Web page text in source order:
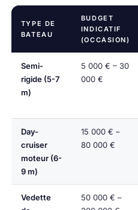
TYPE DE
BATEAU
BUDGET
INDICATIF
(OCCASION)
Semi-
rigide (5-7
m)
5 000 € – 30
000 €
Day-
cruiser
moteur (6-
9 m)
15 000 € –
80 000 €
Vedette
50 000 € –